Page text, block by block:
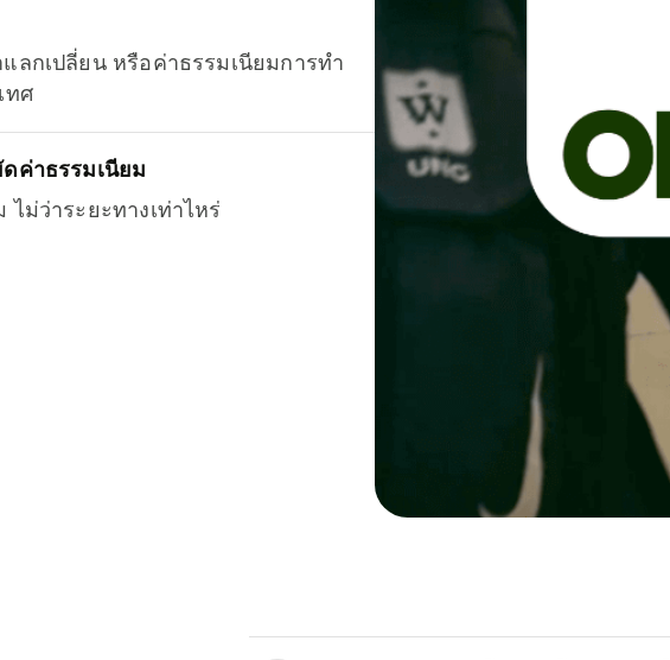
ลกเปลี่ยน หรือค่าธรรมเนียมการทำ
ทศ
ค่าธรรมเนียม
ม่ว่าระยะทางเท่าไหร่